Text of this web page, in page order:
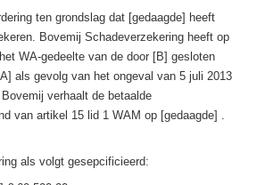
ten grondslag dat [gedaagde] heeft
Bovemij Schadeverzekering heeft op
WA-gedeelte van de door [B] gesloten
als gevolg van het ongeval van 5 juli 2013
verhaalt de betaalde
van artikel 15 lid 1 WAM op [gedaagde] .
als volgt gesepcificieerd: